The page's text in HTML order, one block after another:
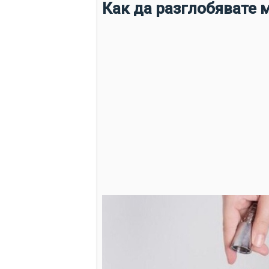
Как да разглобявате